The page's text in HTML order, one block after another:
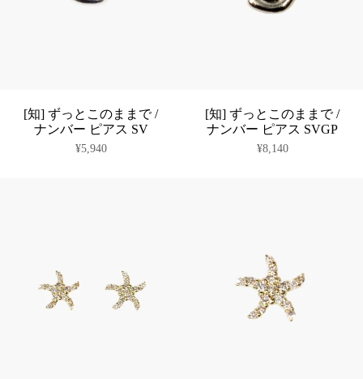
[知] ずっとこのままで /
ナンバー ピアス SV
¥5,940
[知] ずっとこのままで /
ナンバー ピアス SVGP
¥8,140